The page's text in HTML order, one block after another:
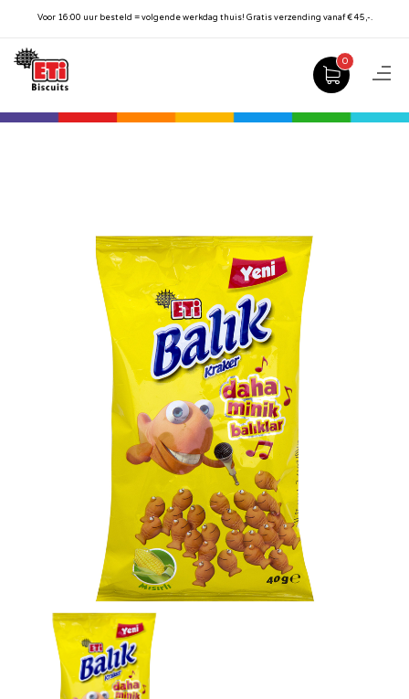
Voor 16:00 uur besteld = volgende werkdag thuis! Gratis verzending vanaf € 45,-.
0